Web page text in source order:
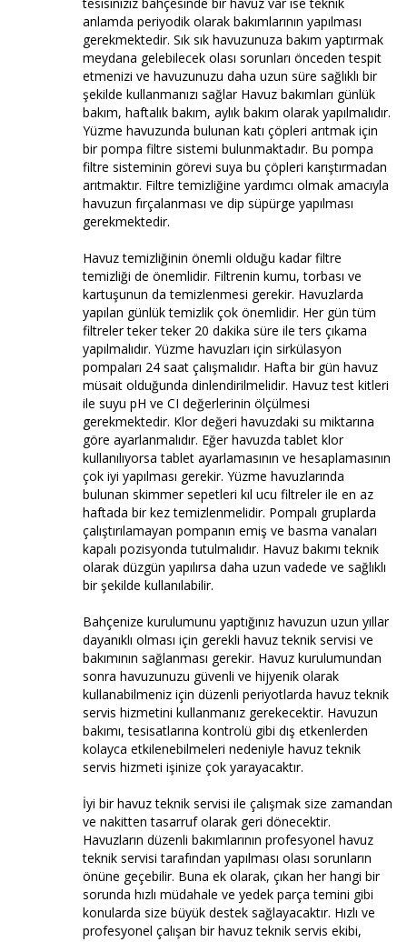
anlamda periyodik olarak bakımlarının yapılması
gerekmektedir. Sık sık havuzunuza bakım yaptırmak
meydana gelebilecek olası sorunları önceden tespit
etmenizi ve havuzunuzu daha uzun süre sağlıklı bir
şekilde kullanmanızı sağlar Havuz bakımları günlük
bakım, haftalık bakım, aylık bakım olarak yapılmalıdır.
Yüzme havuzunda bulunan katı çöpleri arıtmak için
bir pompa filtre sistemi bulunmaktadır. Bu pompa
filtre sisteminin görevi suya bu çöpleri karıştırmadan
arıtmaktır. Filtre temizliğine yardımcı olmak amacıyla
havuzun fırçalanması ve dip süpürge yapılması
gerekmektedir.
Havuz temizliğinin önemli olduğu kadar filtre
temizliği de önemlidir. Filtrenin kumu, torbası ve
kartuşunun da temizlenmesi gerekir. Havuzlarda
yapılan günlük temizlik çok önemlidir. Her gün tüm
filtreler teker teker 20 dakika süre ile ters çıkama
yapılmalıdır. Yüzme havuzları için sirkülasyon
pompaları 24 saat çalışmalıdır. Hafta bir gün havuz
müsait olduğunda dinlendirilmelidir. Havuz test kitleri
ile suyu pH ve CI değerlerinin ölçülmesi
gerekmektedir. Klor değeri havuzdaki su miktarına
göre ayarlanmalıdır. Eğer havuzda tablet klor
kullanılıyorsa tablet ayarlamasının ve hesaplamasının
çok iyi yapılması gerekir. Yüzme havuzlarında
bulunan skimmer sepetleri kıl ucu filtreler ile en az
haftada bir kez temizlenmelidir. Pompalı gruplarda
çalıştırılamayan pompanın emiş ve basma vanaları
kapalı pozisyonda tutulmalıdır. Havuz bakımı teknik
olarak düzgün yapılırsa daha uzun vadede ve sağlıklı
bir şekilde kullanılabilir.
Bahçenize kurulumunu yaptığınız havuzun uzun yıllar
dayanıklı olması için gerekli havuz teknik servisi ve
bakımının sağlanması gerekir. Havuz kurulumundan
sonra havuzunuzu güvenli ve hijyenik olarak
kullanabilmeniz için düzenli periyotlarda havuz teknik
servis hizmetini kullanmanız gerekecektir. Havuzun
bakımı, tesisatlarına kontrolü gibi dış etkenlerden
kolayca etkilenebilmeleri nedeniyle havuz teknik
servis hizmeti işinize çok yarayacaktır.
İyi bir havuz teknik servisi ile çalışmak size zamandan
ve nakitten tasarruf olarak geri dönecektir.
Havuzların düzenli bakımlarının profesyonel havuz
teknik servisi tarafından yapılması olası sorunların
önüne geçebilir. Buna ek olarak, çıkan her hangi bir
sorunda hızlı müdahale ve yedek parça temini gibi
konularda size büyük destek sağlayacaktır. Hızlı ve
profesyonel çalışan bir havuz teknik servis ekibi,